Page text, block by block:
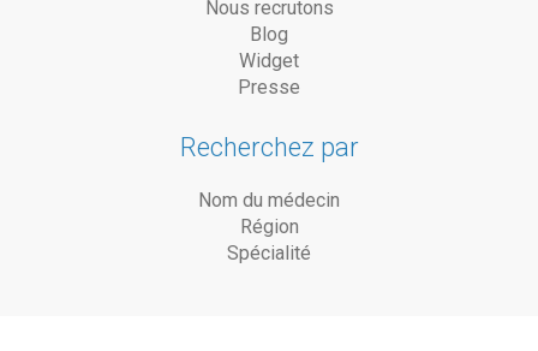
Nous recrutons
Blog
Widget
Presse
Recherchez par
Nom du médecin
Région
Spécialité